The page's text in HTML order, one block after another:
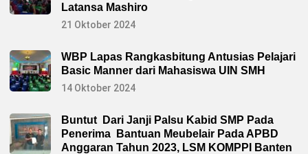
Latansa Mashiro
21 Oktober 2024
WBP Lapas Rangkasbitung Antusias Pelajari
Basic Manner dari Mahasiswa UIN SMH
14 Oktober 2024
Buntut Dari Janji Palsu Kabid SMP Pada
Penerima Bantuan Meubelair Pada APBD
Anggaran Tahun 2023, LSM KOMPPI Banten